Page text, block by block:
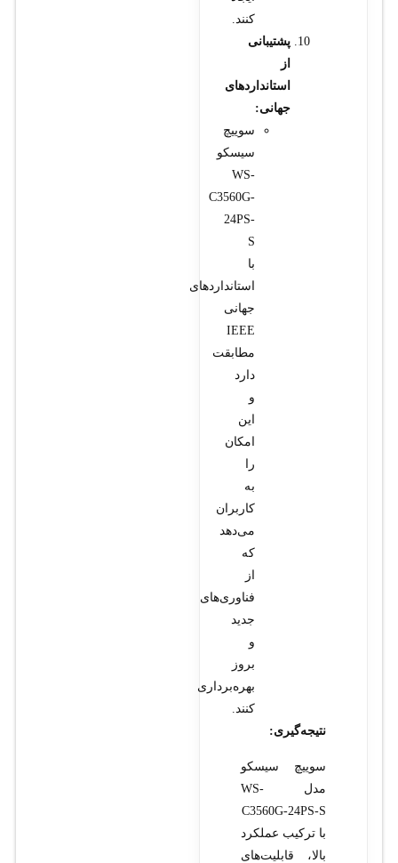
کنند.
پشتیبانی
از
استانداردهای
جهانی:
سوييچ
سيسکو
WS-
C3560G-
24PS-
S
با
استانداردهای
جهانی
IEEE
مطابقت
دارد
و
این
امکان
را
به
کاربران
می‌دهد
که
از
فناوری‌های
جدید
و
بروز
بهره‌برداری
کنند.
نتیجه‌گیری:
سوييچ سيسکو
مدل WS-
C3560G-24PS-S
با ترکیب عملکرد
بالا، قابلیت‌های